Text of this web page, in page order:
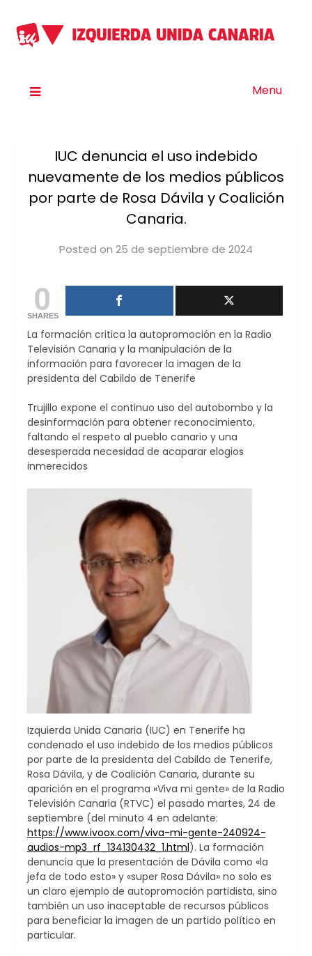
Menu
IUC denuncia el uso indebido
nuevamente de los medios públicos
por parte de Rosa Dávila y Coalición
Canaria.
Posted on 25 de septiembre de 2024
0
SHARES
La formación critica la autopromoción en la Radio
Televisión Canaria y la manipulación de la
información para favorecer la imagen de la
presidenta del Cabildo de Tenerife
Trujillo expone el continuo uso del autobombo y la
desinformación para obtener reconocimiento,
faltando el respeto al pueblo canario y una
desesperada necesidad de acaparar elogios
inmerecidos
Izquierda Unida Canaria (IUC) en Tenerife ha
condenado el uso indebido de los medios públicos
por parte de la presidenta del Cabildo de Tenerife,
Rosa Dávila, y de Coalición Canaria, durante su
aparición en el programa «Viva mi gente» de la Radio
Televisión Canaria (RTVC) el pasado martes, 24 de
septiembre (del minuto 4 en adelante:
https://www.ivoox.com/viva-mi-gente-240924-
audios-mp3_rf_134130432_1.html). La formación
denuncia que la presentación de Dávila como «la
jefa de todo esto» y «super Rosa Dávila» no solo es
un claro ejemplo de autopromoción partidista, sino
también un uso inaceptable de recursos públicos
para beneficiar la imagen de un partido político en
particular.